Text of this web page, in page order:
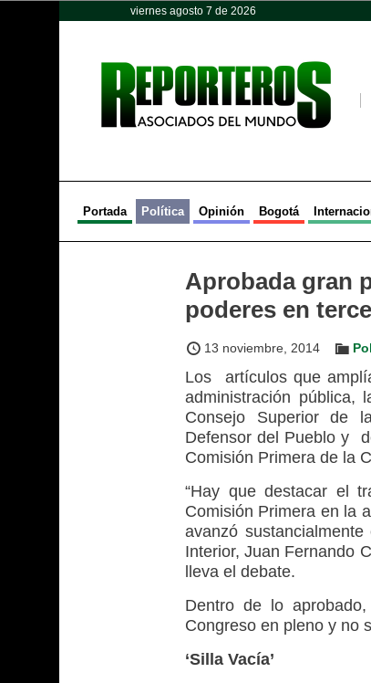
viernes agosto 7 de 2026
Portada Política Opinión Bogotá
Aprobada gran
poderes en
13 noviembre, 2014
Los artículos que
administración pública,
Consejo Superior de
Defensor del Pueblo y
Comisión Primera de la
“Hay que destacar el
Comisión Primera en la
avanzó
Interior, Juan Fernando
lleva el debate.
Dentro de lo
Congreso en pleno y no
‘Silla Vacía’
Opinión Política